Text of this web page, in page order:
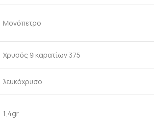
Μονόπετρο
Χρυσός 9 καρατίων 375
λευκόχρυσο
1,4gr